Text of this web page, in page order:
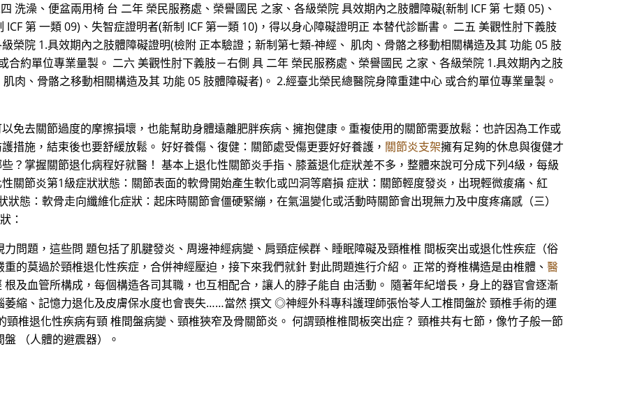
洗澡、便盆兩用椅 台 二年 榮民服務處、榮譽國民 之家、各級榮院 具效期內之肢體障礙(新制 ICF 第 七類 05)、
第 一類 09)、失智症證明者(新制 ICF 第一類 10)，得以身心障礙證明正 本替代診斷書。 二五 美觀性肘下義肢
榮院 1.具效期內之肢體障礙證明(檢附 正本驗證；新制第七類-神經、 肌肉、骨骼之移動相關構造及其 功能 05 肢
合約單位專業量製。 二六 美觀性肘下義肢－右側 具 二年 榮民服務處、榮譽國民 之家、各級榮院 1.具效期內之肢
肉、骨骼之移動相關構造及其 功能 05 肢體障礙者)。 2.經臺北榮民總醫院身障重建中心 或合約單位專業量製。
免去關節過度的摩擦損壞，也能幫助身體遠離肥胖疾病、擁抱健康。重複使用的關節需要放鬆：也許因為工作或
措施，結束後也要舒緩放鬆。 好好養傷、復健：關節處受傷更要好好養護， 關節炎支架擁有足夠的休息與復健才
？掌握關節退化病程好就醫！ 基本上退化性關節炎手指、膝蓋退化症狀差不多，整體來說可分成下列4級，每級
關節炎第1級症狀狀態：關節表面的軟骨開始產生軟化或凹洞等磨損 症狀：關節輕度發炎，出現輕微痠痛、紅
態：軟骨走向纖維化症狀：起床時關節會僵硬緊繃，在氣溫變化或活動時關節會出現無力及中度疼痛感（三）
：
問題，這些問 題包括了肌腱發炎、周邊神經病變、肩頸症候群、睡眠障礙及頸椎椎 間板突出或退化性疾症（俗
的莫過於頸椎退化性疾症，合併神經壓迫，接下來我們就針 對此問題進行介紹。 正常的脊椎構造是由椎體、 醫
及血管所構成，每個構造各司其職，也互相配合，讓人的脖子能自 由活動。 隨著年紀增長，身上的器官會逐漸
縮、記憶力退化及皮膚保水度也會喪失……當然 撰文 ◎神經外科專科護理師張怡苓人工椎間盤於 頸椎手術的運
椎退化性疾病有頸 椎間盤病變、頸椎狹窄及骨關節炎。 何謂頸椎椎間板突出症？ 頸椎共有七節，像竹子般一節
（人體的避震器）。